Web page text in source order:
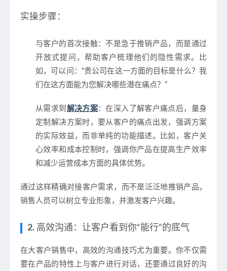
实操步骤：
与客户的首次接触 ：不是急于推销产品，而是通过
开放式提问，帮助客户梳理他们的隐性需求。比
如，可以问：“贵公司在这一方面的目标是什么？我
们在这方面能为您解决哪些潜在痛点？”
从需求到 解决方案：在深入了解客户痛点后，量身
定制解决方案时，要从客户的痛点出发，强调方案
的实际效益，而非单纯的功能描述。比如，客户关
心效率和成本控制时，强调你产品在提高生产效率
和减少运营成本方面的具体优势。
通过这样精确对接客户需求，而不是泛泛地推销产品，
销售人员可以树立专业形象，并激发客户兴趣。
2. 高效沟通：让客户看到你“能行”的底气
在大客户销售中， 高效的沟通技巧尤为重要。你不仅需
要在产品的特性上与客户进行对话，还要通过良好的沟